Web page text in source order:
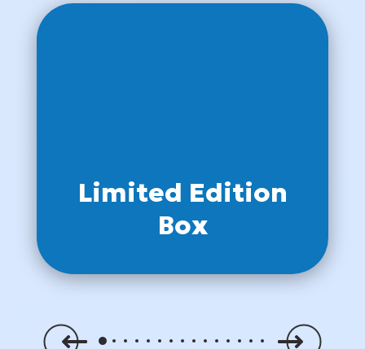
Limited Edition
Box